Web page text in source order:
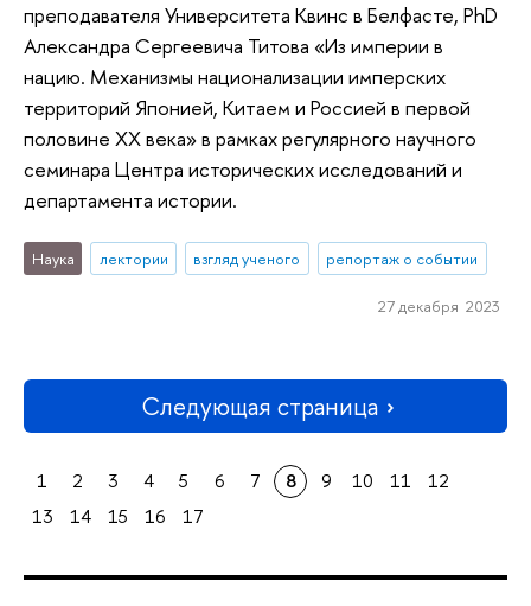
преподавателя Университета Квинс в Белфасте, PhD
Александра Сергеевича Титова «Из империи в
нацию. Механизмы национализации имперских
территорий Японией, Китаем и Россией в первой
половине ХХ века» в рамках регулярного научного
семинара Центра исторических исследований и
департамента истории.
Наука лектории взгляд ученого репортаж о событии
27 декабря 2023
Следующая страница
1 2 3 4 5 6 7 8 9 10 11
12
13
14 15 16 17